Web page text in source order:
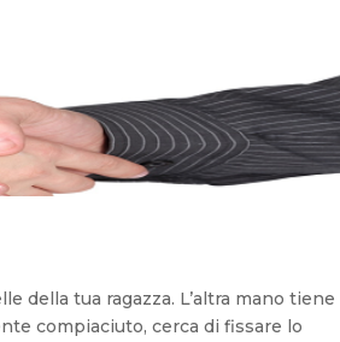
della tua ragazza. L’altra mano tiene
compiaciuto, cerca di fissare lo